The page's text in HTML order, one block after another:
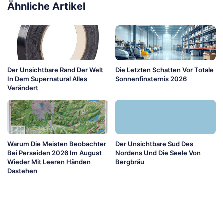
Ähnliche Artikel
Der Unsichtbare Rand Der Welt
In Dem Supernatural Alles
Verändert
Die Letzten Schatten Vor Totale
Sonnenfinsternis 2026
Warum Die Meisten Beobachter
Bei Perseiden 2026 Im August
Wieder Mit Leeren Händen
Dastehen
Der Unsichtbare Sud Des
Nordens Und Die Seele Von
Bergbräu